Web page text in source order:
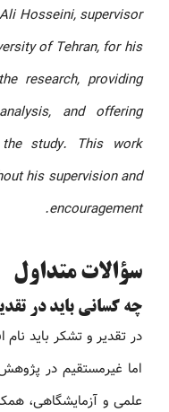
Hosseini, supervisor
of Tehran, for his
research, providing
and offering
study. This work
his supervision and
encouragement.
سؤالات متداول
چه کسانی باید در
در تقدیر و تشکر باید نام
اما غیرمستقیم در پژوهش
علمی و آزمایشگاهی،